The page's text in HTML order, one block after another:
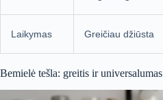
Laikymas Greičiau džiūsta
Bemielė tešla: greitis ir universalumas